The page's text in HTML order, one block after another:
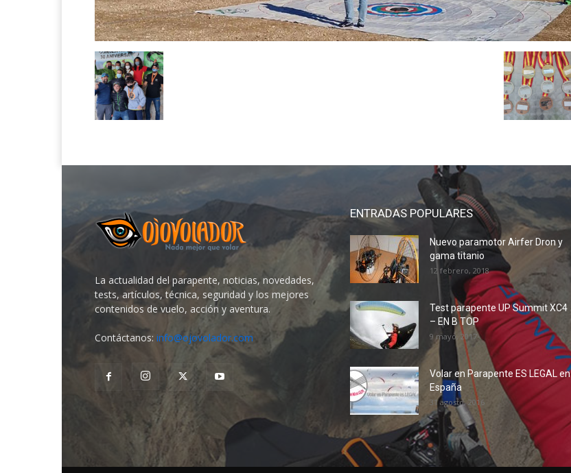
La actualidad del parapente, noticias, novedades,
tests, artículos, técnica, seguridad y los mejores
contenidos de vuelo, acción y aventura.
Contáctanos: info@ojovolador.com
ENTRADAS POPULARES
Nuevo paramotor Airfer Dron y
gama titanio
12 febrero, 2018
Test parapente UP Summit XC4
– EN B TOP
9 mayo, 2017
Volar en Parapente ES LEGAL en
España
31 agosto, 2016